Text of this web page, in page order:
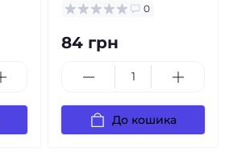
0
84 грн
До кошика